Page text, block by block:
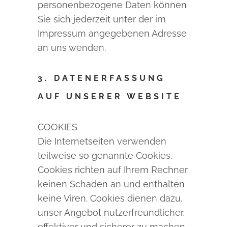
personenbezogene Daten können
Sie sich jederzeit unter der im
Impressum angegebenen Adresse
an uns wenden.
3. DATENERFASSUNG
AUF UNSERER WEBSITE
COOKIES
Die Internetseiten verwenden
teilweise so genannte Cookies.
Cookies richten auf Ihrem Rechner
keinen Schaden an und enthalten
keine Viren. Cookies dienen dazu,
unser Angebot nutzerfreundlicher,